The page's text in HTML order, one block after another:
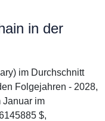
in der
im Durchschnitt
Folgejahren - 2028,
Januar im
$,